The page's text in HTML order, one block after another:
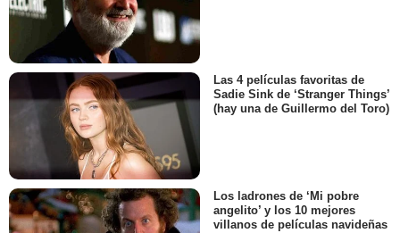
Las 4 películas favoritas de
Sadie Sink de ‘Stranger Things’
(hay una de Guillermo del Toro)
Los ladrones de ‘Mi pobre
angelito’ y los 10 mejores
villanos de películas navideñas